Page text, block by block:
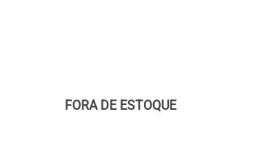
FORA DE ESTOQUE